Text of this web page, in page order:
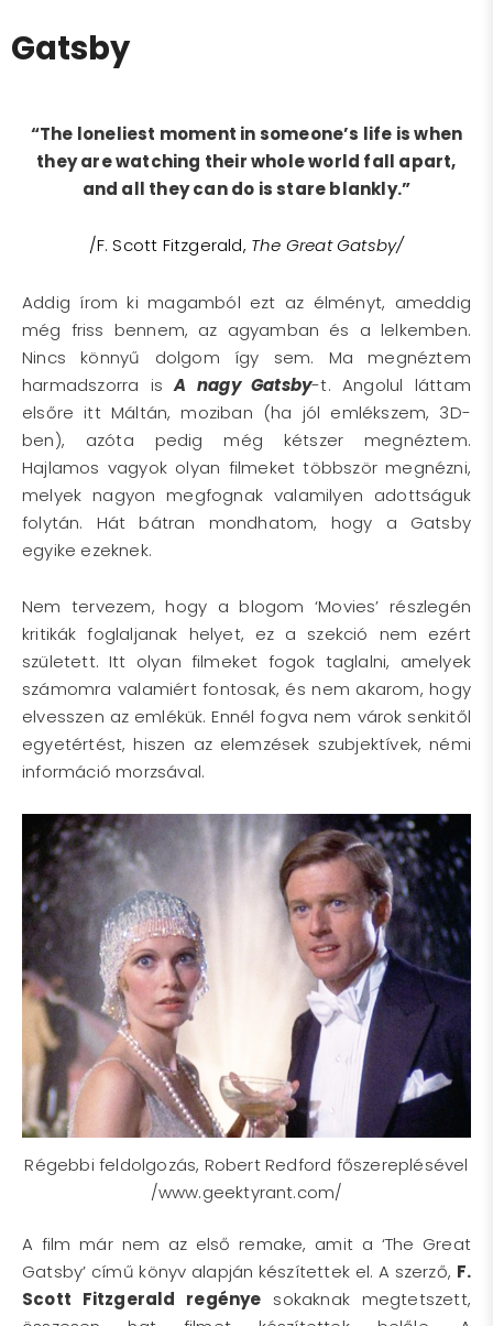
Gatsby
“The loneliest moment in someone’s life is when
they are watching their whole world fall apart,
and all they can do is stare blankly.”
/F. Scott Fitzgerald, The Great Gatsby/
Addig írom ki magamból ezt az élményt, ameddig
még friss bennem, az agyamban és a lelkemben.
Nincs könnyű dolgom így sem. Ma megnéztem
harmadszorra isA nagy Gatsby-t. Angolul láttam
elsőre itt Máltán, moziban (ha jól emlékszem, 3D-
ben), azóta pedig még kétszer megnéztem.
Hajlamos vagyok olyan filmeket többször megnézni,
melyek nagyon megfognak valamilyen adottságuk
folytán. Hát bátran mondhatom, hogy a Gatsby
egyike ezeknek.
Nem tervezem, hogy a blogom ‘Movies’ részlegén
kritikák foglaljanak helyet, ez a szekció nem ezért
született. Itt olyan filmeket fogok taglalni, amelyek
számomra valamiért fontosak, és nem akarom, hogy
elvesszen az emlékük. Ennél fogva nem várok senkitől
egyetértést, hiszen az elemzések szubjektívek, némi
információ morzsával.
Régebbi feldolgozás, Robert Redford főszereplésével
/www.geektyrant.com/
A film már nem az első remake, amit a ‘The Great
Gatsby’ című könyv alapján készítettek el. A szerző, F.
Scott Fitzgerald regénye sokaknak megtetszett,